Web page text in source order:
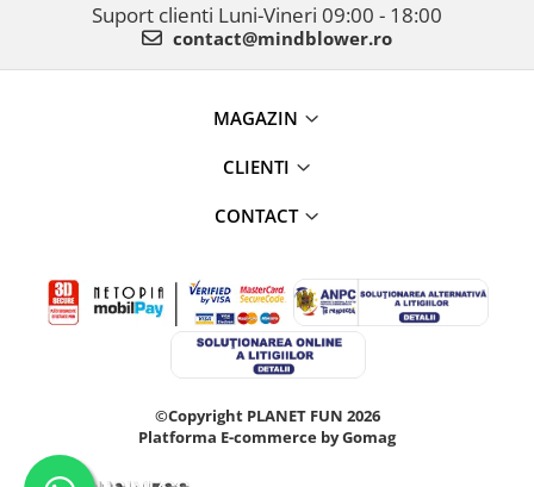
Suport clienti Luni-Vineri 09:00 - 18:00
contact@mindblower.ro
MAGAZIN
CLIENTI
CONTACT
©Copyright PLANET FUN 2026
Platforma E-commerce by Gomag